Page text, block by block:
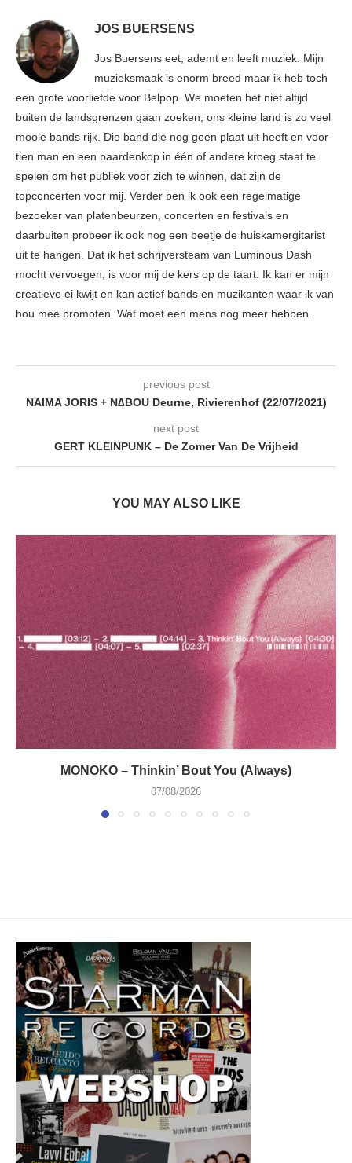
JOS BUERSENS
Jos Buersens eet, ademt en leeft muziek. Mijn
muzieksmaak is enorm breed maar ik heb toch
een grote voorliefde voor Belpop. We moeten het niet altijd
buiten de landsgrenzen gaan zoeken; ons kleine land is zo veel
mooie bands rijk. Die band die nog geen plaat uit heeft en voor
tien man en een paardenkop in één of andere kroeg staat te
spelen om het publiek voor zich te winnen, dat zijn de
topconcerten voor mij. Verder ben ik ook een regelmatige
bezoeker van platenbeurzen, concerten en festivals en
daarbuiten probeer ik ook nog een beetje de huiskamergitarist
uit te hangen. Dat ik het schrijversteam van Luminous Dash
mocht vervoegen, is voor mij de kers op de taart. Ik kan er mijn
creatieve ei kwijt en kan actief bands en muzikanten waar ik van
hou mee promoten. Wat moet een mens nog meer hebben.
previous post
NAIMA JORIS + N∆BOU Deurne, Rivierenhof (22/07/2021)
next post
GERT KLEINPUNK – De Zomer Van De Vrijheid
YOU MAY ALSO LIKE
MONOKO – Thinkin’ Bout You (Always)
07/08/2026